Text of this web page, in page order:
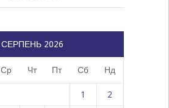
СЕРПЕНЬ 2026
Ср Чт Пт Сб Нд
1 2